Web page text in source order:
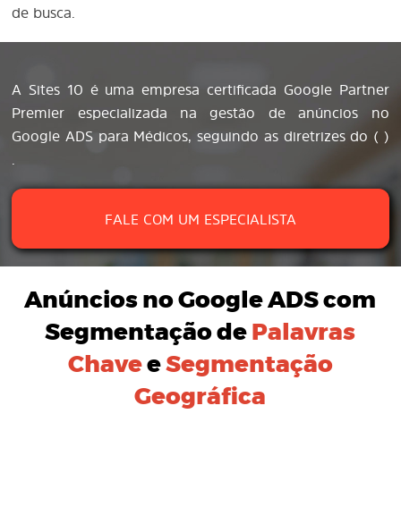
de busca.
A Sites 10 é uma empresa certificada Google Partner
Premier especializada na gestão de anúncios no
Google ADS para Médicos, seguindo as diretrizes do ( )
.
FALE COM UM ESPECIALISTA
Anúncios no Google ADS com
Segmentação de Palavras
ChaveeSegmentação
Geográfica